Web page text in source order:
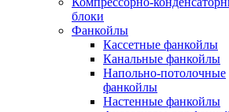
блоки
Фанкойлы
Кассетные фанкойлы
Канальные фанкойлы
Напольно-потолочные
фанкойлы
Настенные фанкойлы